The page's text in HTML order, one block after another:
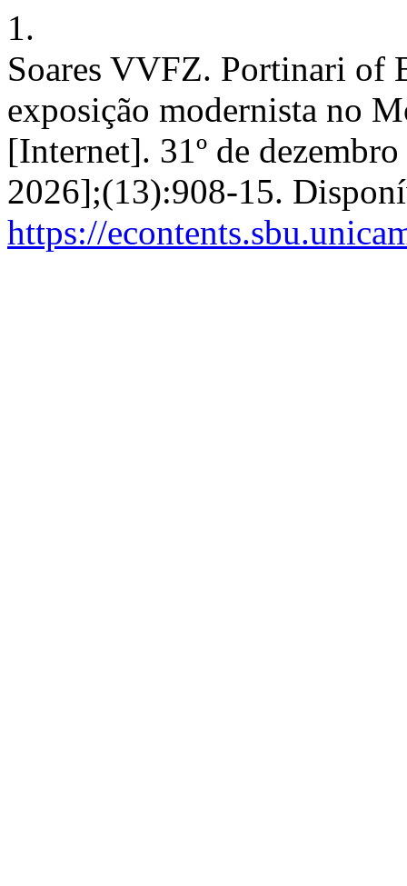
1.
Soares VVFZ. Portinari of
exposição modernista no
[Internet]. 31º de
2026];(13):908-15.
https://